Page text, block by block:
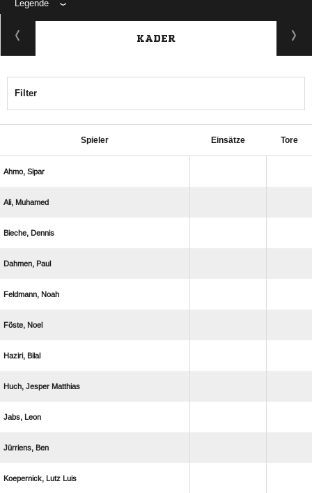
Legende
KADER
Filter
Spieler Einsätze Tore
 
 
 
 
 
 
 
  
 
 
  